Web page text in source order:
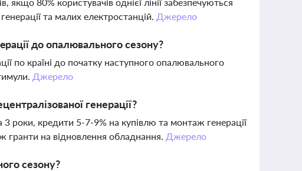
та малих електростанцій. Джерело
до опалювального сезону?
по країні до початку наступного опалювального
Джерело
генерації?
роки, кредити 5-7-9% на купівлю та монтаж генерації
гранти на відновлення обладнання. Джерело
сезону?